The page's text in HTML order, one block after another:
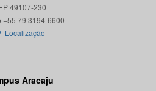
49107-230
Localização
Aracaju